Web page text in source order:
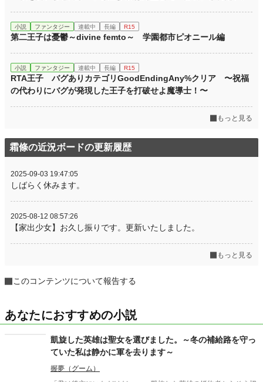
小説 ファンタジー 連載中 長編 R15
第二王子は憂鬱～divine femto～ 学園都市ピオニール編
小説 ファンタジー 連載中 長編 R15
RTA王子 バグありカテゴリGoodEndingAny%クリア 〜祝福
の代わりにバグが発現した王子を打破せよ魔導士！〜
もっと見る
霜條の近況ボードの更新履歴
2025-09-03 19:47:05
しばらく休みます。
2025-08-12 08:57:26
【家出少女】お久し振りです。更新いたしました。
もっと見る
このコンテンツについて報告する
あなたにおすすめの小説
凱旋した英雄は聖女を選びました。～冬の補給路を守っ
ていた私は静かに軍を去ります～
握夢（グーム）